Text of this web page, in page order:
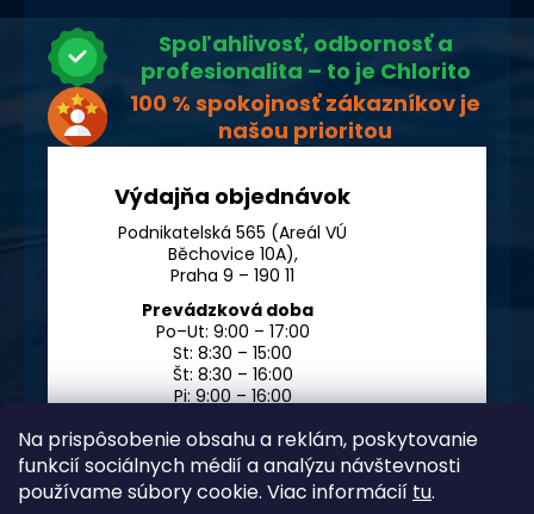
Na prispôsobenie obsahu a reklám, poskytovanie
funkcií sociálnych médií a analýzu návštevnosti
používame súbory cookie. Viac informácií tu.
Spoľahlivosť, odbornosť a
profesionalita – to je Chlorito
100 % spokojnosť zákazníkov je
našou prioritou
Výdajňa objednávok
Podnikatelská 565 (Areál VÚ
Běchovice 10A),
Praha 9 – 190 11
Prevádzková doba
Po–Ut: 9:00 – 17:00
St: 8:30 – 15:00
Št: 8:30 – 16:00
Pi: 9:00 – 16:00